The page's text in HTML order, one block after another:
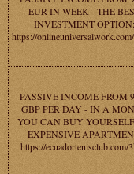
EUR IN WEEK - THE
INVESTMENT OPTION:
https://
PASSIVE INCOME FROM
GBP PER DAY - IN A
YOU CAN BUY
EXPENSIVE
https://ecuadortenisclub.com/